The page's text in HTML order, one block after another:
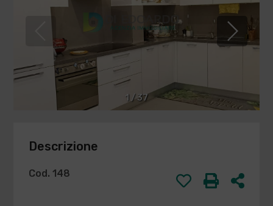
1 / 37
Descrizione
Cod. 148